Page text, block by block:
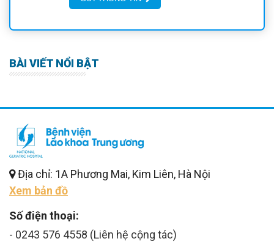
BÀI VIẾT NỔI BẬT
Địa chỉ: 1A Phương Mai, Kim Liên, Hà Nội
Xem bản đồ
Số điện thoại:
- 0243 576 4558 (Liên hệ cộng tác)